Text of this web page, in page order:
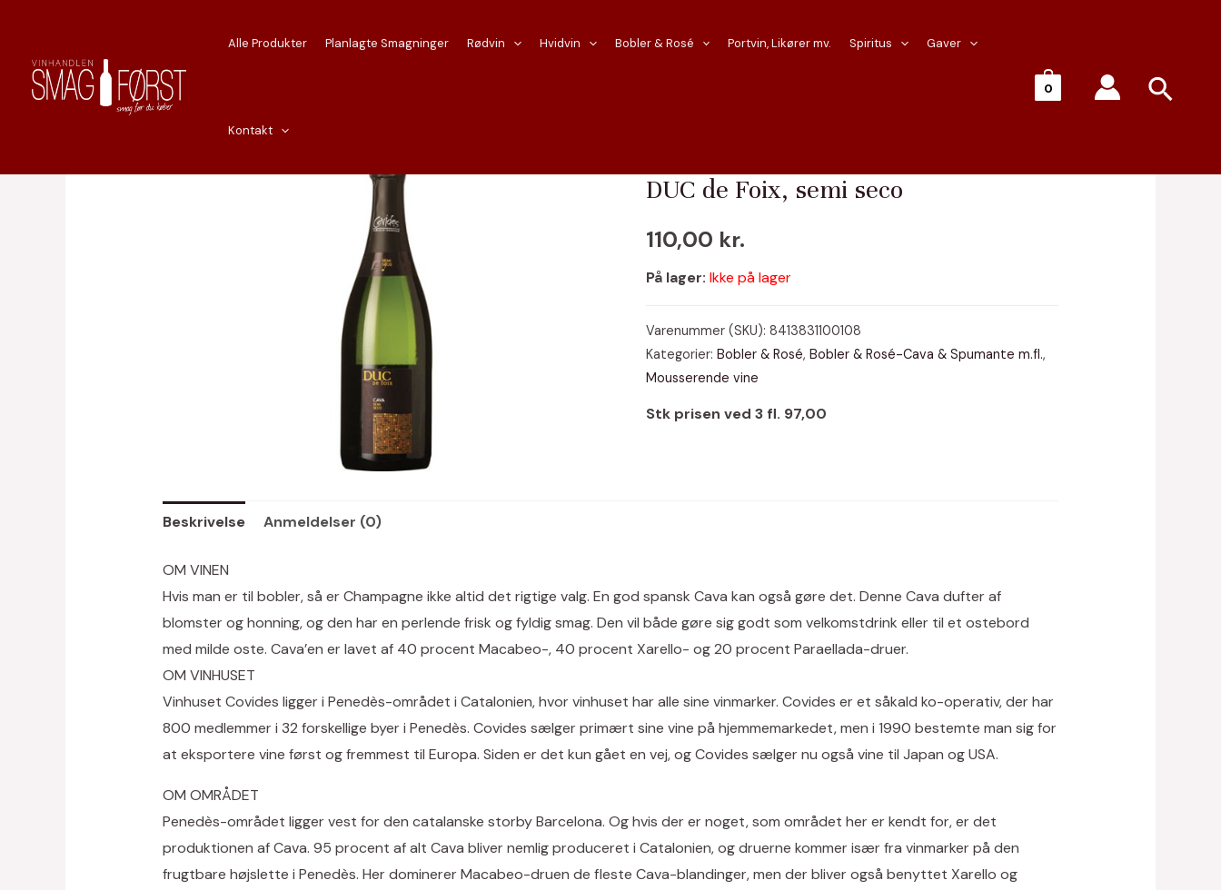
indholdet
Alle Produkter Planlagte Smagninger Rødvin Hvidvin Bobler & Rosé Portvin, Likører mv. Spiritus Gaver
Kontakt
0 Søg
DUC de Foix, semi seco
110,00 kr.
På lager: Ikke på lager
Varenummer (SKU):8413831100108
Kategorier: Bobler & Rosé, Bobler & Rosé-Cava & Spumante m.fl.,
Mousserende vine
Stk prisen ved 3 fl. 97,00
Beskrivelse Anmeldelser (0)
OM VINEN
Hvis man er til bobler, så er Champagne ikke altid det rigtige valg. En god spansk Cava kan også gøre det. Denne Cava dufter af
blomster og honning, og den har en perlende frisk og fyldig smag. Den vil både gøre sig godt som velkomstdrink eller til et ostebord
med milde oste. Cava’en er lavet af 40 procent Macabeo-, 40 procent Xarello- og 20 procent Paraellada-druer.
OM VINHUSET
Vinhuset Covides ligger i Penedès-området i Catalonien, hvor vinhuset har alle sine vinmarker. Covides er et såkald ko-operativ, der har
800 medlemmer i 32 forskellige byer i Penedès. Covides sælger primært sine vine på hjemmemarkedet, men i 1990 bestemte man sig for
at eksportere vine først og fremmest til Europa. Siden er det kun gået en vej, og Covides sælger nu også vine til Japan og USA.
OM OMRÅDET
Penedès-området ligger vest for den catalanske storby Barcelona. Og hvis der er noget, som området her er kendt for, er det
produktionen af Cava. 95 procent af alt Cava bliver nemlig produceret i Catalonien, og druerne kommer især fra vinmarker på den
frugtbare højslette i Penedès. Her dominerer Macabeo-druen de fleste Cava-blandinger, men der bliver også benyttet Xarello og